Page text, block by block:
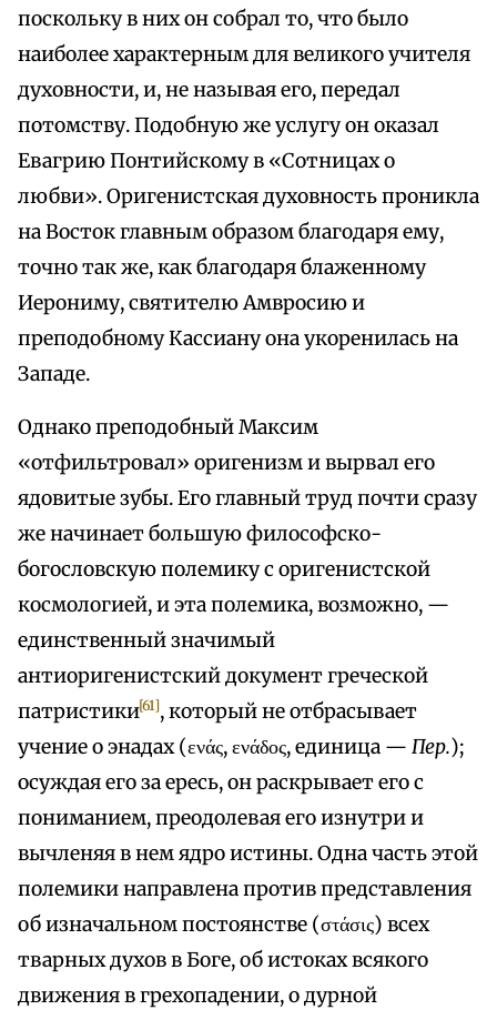
поскольку в них он собрал то, что было
наиболее характерным для великого учителя
духовности, и, не называя его, передал
потомству. Подобную же услугу он оказал
Евагрию Понтийскому в «Сотницах о
любви». Оригенистская духовность проникла
на Восток главным образом благодаря ему,
точно так же, как благодаря блаженному
Иерониму, святителю Амвросию и
преподобному Кассиану она укоренилась на
Западе.
Однако преподобный Максим
«отфильтровал» оригенизм и вырвал его
ядовитые зубы. Его главный труд почти сразу
же начинает большую философско-
богословскую полемику с оригенистской
космологией, и эта полемика, возможно, —
единственный значимый
антиоригенистский документ греческой
патристики[61], который не отбрасывает
учение о энадах (ενάς, ενάδος, единица — Пер.);
осуждая его за ересь, он раскрывает его с
пониманием, преодолевая его изнутри и
вычленяя в нем ядро истины. Одна часть этой
полемики направлена против представления
об изначальном постоянстве (στάσις) всех
тварных духов в Боге, об истоках всякого
движения в грехопадении, о дурной